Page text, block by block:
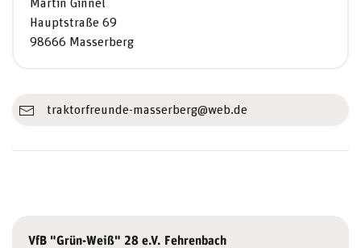
Martin Ginnel
Hauptstraße 69
98666 Masserberg
traktorfreunde-masserberg@web.de
VfB "Grün-Weiß" 28 e.V. Fehrenbach